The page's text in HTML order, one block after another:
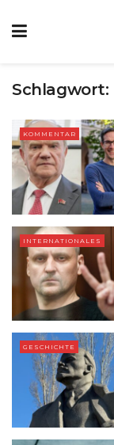
Schlagwort:
KOMMENTAR
INTERNATIONALES
GESCHICHTE